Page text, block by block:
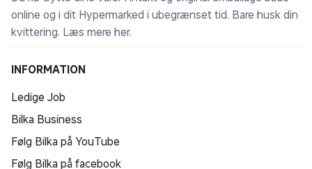
Find din Bilka
Returnering
Reparation af varer
Fortrydelsesret
Fortryd køb
Salling Group tilbagekaldelser
Privatlivspolitik